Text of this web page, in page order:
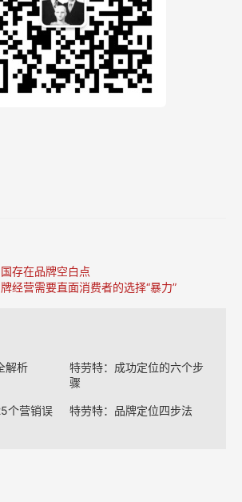
存在品牌空白点
经营需要直面消费者的选择“暴力”
解析
特劳特：成功定位的六个步
骤
个营销误
特劳特：品牌定位四步法